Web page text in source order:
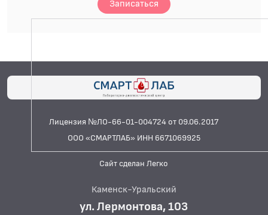
Записаться
Лицензия №ЛО-66-01-004724 от 09.06.2017
ООО «СМАРТЛАБ» ИНН 6671069925
Сайт сделан Легко
Каменск-Уральский
ул. Лермонтова, 103